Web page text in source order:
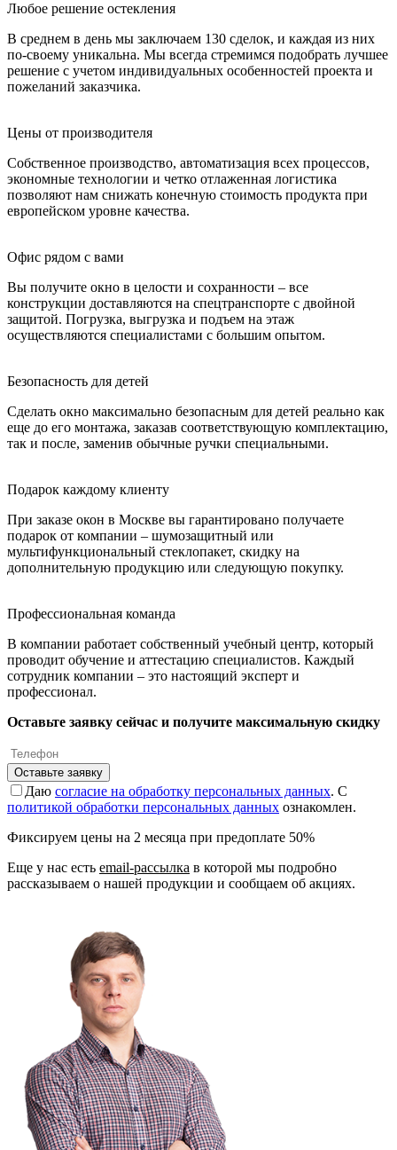
Любое решение остекления
В среднем в день мы заключаем 130 сделок, и каждая из них
по-своему уникальна. Мы всегда стремимся подобрать лучшее
решение с учетом индивидуальных особенностей проекта и
пожеланий заказчика.
Цены от производителя
Собственное производство, автоматизация всех процессов,
экономные технологии и четко отлаженная логистика
позволяют нам снижать конечную стоимость продукта при
европейском уровне качества.
Офис рядом с вами
Вы получите окно в целости и сохранности – все
конструкции доставляются на спецтранспорте с двойной
защитой. Погрузка, выгрузка и подъем на этаж
осуществляются специалистами с большим опытом.
Безопасность для детей
Сделать окно максимально безопасным для детей реально как
еще до его монтажа, заказав соответствующую комплектацию,
так и после, заменив обычные ручки специальными.
Подарок каждому клиенту
При заказе окон в Москве вы гарантировано получаете
подарок от компании – шумозащитный или
мультифункциональный стеклопакет, скидку на
дополнительную продукцию или следующую покупку.
Профессиональная команда
В компании работает собственный учебный центр, который
проводит обучение и аттестацию специалистов. Каждый
сотрудник компании – это настоящий эксперт и
профессионал.
Оставьте заявку сейчас и получите максимальную скидку
Оставьте заявку
Даю согласие на обработку персональных данных. С
политикой обработки персональных данных ознакомлен.
Фиксируем цены на 2 месяца при предоплате 50%
Еще у нас есть email-рассылка в которой мы подробно
рассказываем о нашей продукции и сообщаем об акциях.